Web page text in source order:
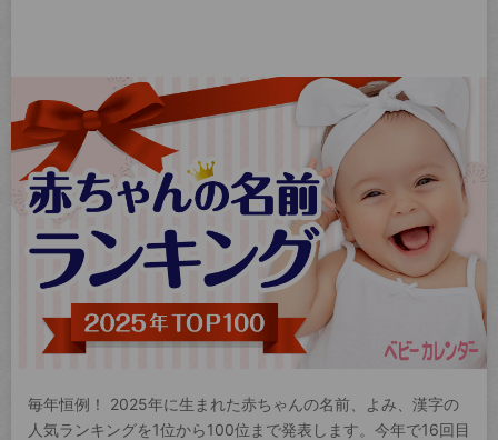
毎年恒例！ 2025年に生まれた赤ちゃんの名前、よみ、漢字の
人気ランキングを1位から100位まで発表します。今年で16回目